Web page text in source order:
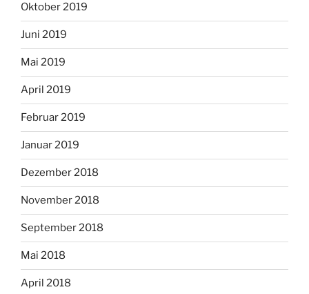
Oktober 2019
Juni 2019
Mai 2019
April 2019
Februar 2019
Januar 2019
Dezember 2018
November 2018
September 2018
Mai 2018
April 2018